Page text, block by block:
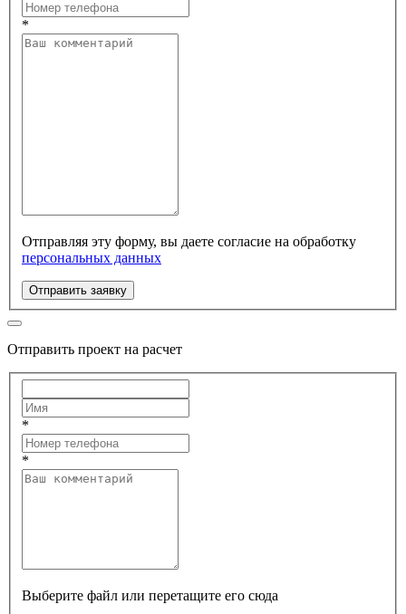
*
Отправляя эту форму, вы даете согласие на обработку
персональных данных
Отправить заявку
Отправить проект на расчет
*
*
Выберите файл или перетащите его сюда